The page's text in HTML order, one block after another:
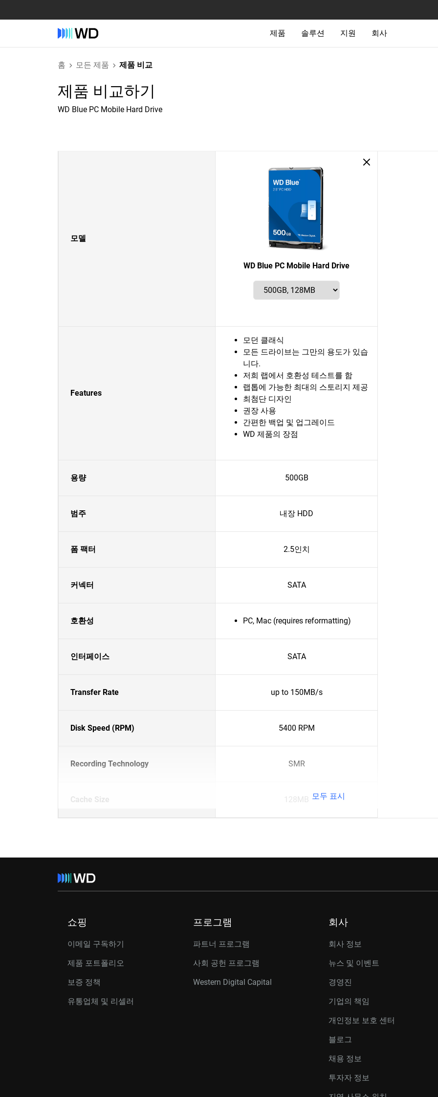
제품 솔루션 지원 회사
홈 모든 제품 제품 비교
제품 비교하기
WD Blue PC Mobile Hard Drive
모델
WD Blue PC Mobile Hard Drive
Features
모던 클래식
모든 드라이브는 그만의 용도가 있습
니다.
저희 랩에서 호환성 테스트를 함
랩톱에 가능한 최대의 스토리지 제공
최첨단 디자인
권장 사용
간편한 백업 및 업그레이드
WD 제품의 장점
용량 500GB
범주 내장 HDD
폼 팩터 2.5인치
커넥터 SATA
호환성 PC, Mac (requires reformatting)
인터페이스 SATA
Transfer Rate up to 150MB/s
Disk Speed (RPM) 5400 RPM
Recording Technology SMR
Cache Size 128MB 모두 표시
쇼핑
이메일 구독하기
제품 포트폴리오
보증 정책
유통업체 및 리셀러
프로그램
파트너 프로그램
사회 공헌 프로그램
Western Digital Capital
회사
회사 정보
뉴스 및 이벤트
경영진
기업의 책임
개인정보 보호 센터
블로그
채용 정보
투자자 정보